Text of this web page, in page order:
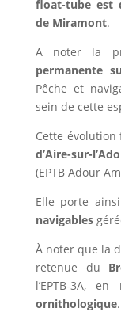
float-tube est
de Miramont.
A noter la
permanente
Pêche et
sein de cette
Cette évolution
d’Aire-sur-
(EPTB Adour
Elle porte
navigables
À noter que la
retenue du
l’EPTB-3A,
ornithologique.